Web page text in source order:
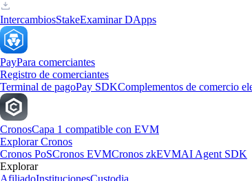
IntercambiosStakeExaminar DApps
PayPara comerciantes
Registro de comerciantes
Terminal de pagoPay SDKComplementos de comercio
CronosCapa 1 compatible con EVM
Explorar Cronos
Cronos PoSCronos EVMCronos zkEVMAI Agent SDK
Explorar
AfiliadoInstitucionesCustodia